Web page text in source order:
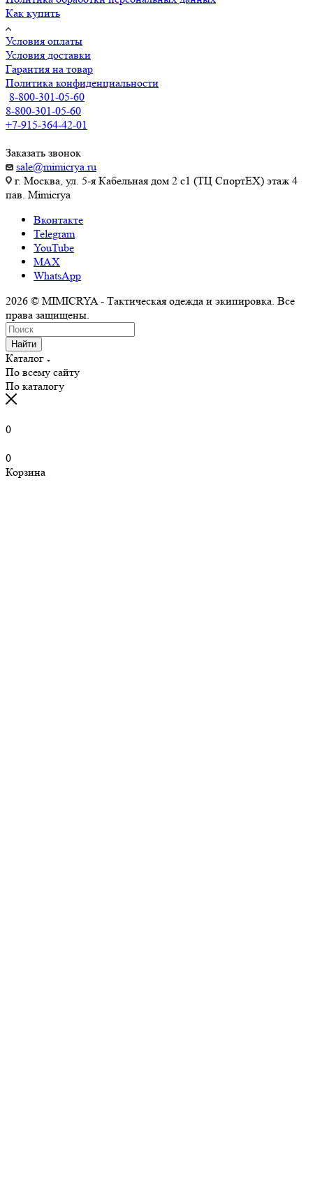
Как купить
Условия оплаты
Условия доставки
Гарантия на товар
Политика конфиденциальности
8-800-301-05-60
8-800-301-05-60
+7-915-364-42-01
Заказать звонок
sale@mimicrya.ru
г. Москва, ул. 5-я Кабельная дом 2 с1 (ТЦ СпортEX) этаж 4
пав. Mimicrya
Вконтакте
Telegram
YouTube
MAX
WhatsApp
2026 © MIMICRYA - Тактическая одежда и экипировка. Все
права защищены.
Найти
Каталог
По всему сайту
По каталогу
0
0
Корзина